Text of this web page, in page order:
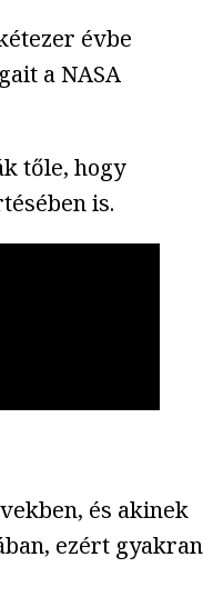
évbe
a NASA
tőle, hogy
is.
és akinek
ezért gyakran